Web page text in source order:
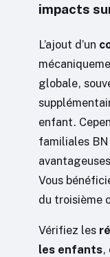
impacts
L’ajout d’un
globale,
enfant.
familiales
Vous
du troisième
Vérifiez les
les enfants,